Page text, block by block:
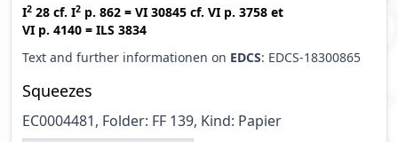
I2 28 cf. I2 p. 862 = VI 30845 cf. VI p. 3758 et
VI p. 4140 = ILS 3834
Text and further informationen on EDCS: EDCS-18300865
Squeezes
EC0004481, Folder: FF 139, Kind: Papier